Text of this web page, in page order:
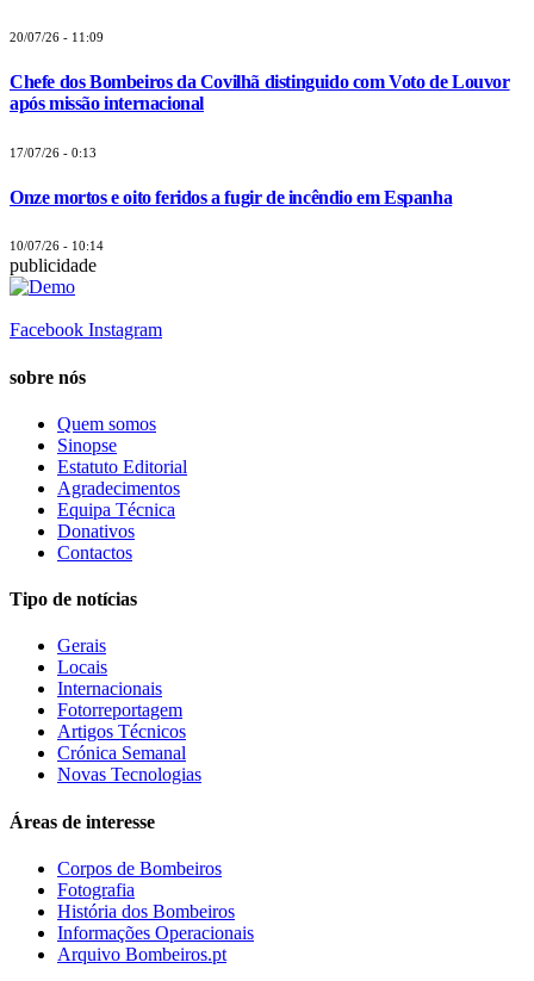
20/07/26 - 11:09
Chefe dos Bombeiros da Covilhã distinguido com Voto de Louvor
após missão internacional
17/07/26 - 0:13
Onze mortos e oito feridos a fugir de incêndio em Espanha
10/07/26 - 10:14
publicidade
Facebook Instagram
sobre nós
Quem somos
Sinopse
Estatuto Editorial
Agradecimentos
Equipa Técnica
Donativos
Contactos
Tipo de notícias
Gerais
Locais
Internacionais
Fotorreportagem
Artigos Técnicos
Crónica Semanal
Novas Tecnologias
Áreas de interesse
Corpos de Bombeiros
Fotografia
História dos Bombeiros
Informações Operacionais
Arquivo Bombeiros.pt